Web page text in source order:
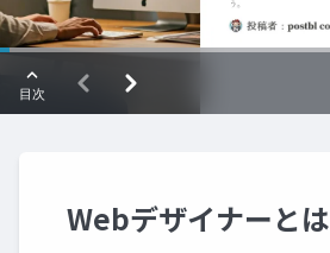
Webデザイナーとは